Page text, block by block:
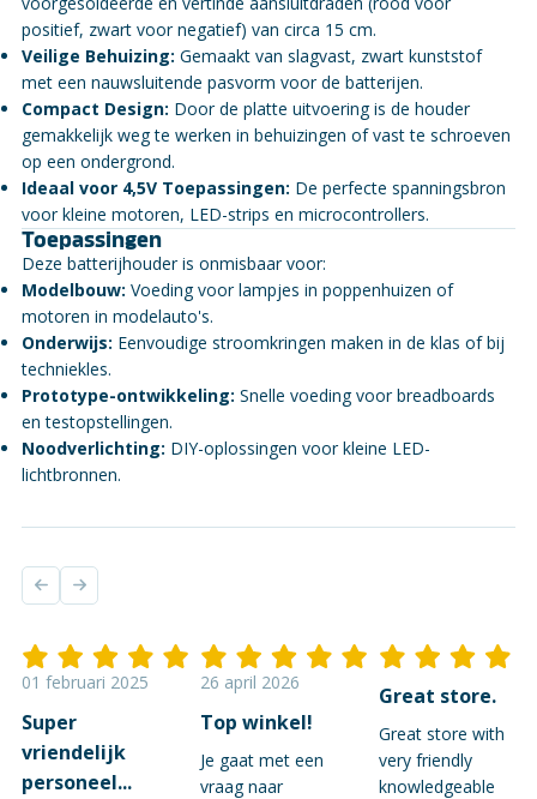
positief, zwart voor negatief) van circa 15 cm.
Veilige Behuizing: Gemaakt van slagvast, zwart kunststof
met een nauwsluitende pasvorm voor de batterijen.
Compact Design: Door de platte uitvoering is de houder
gemakkelijk weg te werken in behuizingen of vast te schroeven
op een ondergrond.
Ideaal voor 4,5V Toepassingen: De perfecte spanningsbron
voor kleine motoren, LED-strips en microcontrollers.
Toepassingen
Deze batterijhouder is onmisbaar voor:
Modelbouw: Voeding voor lampjes in poppenhuizen of
motoren in modelauto's.
Onderwijs: Eenvoudige stroomkringen maken in de klas of bij
techniekles.
Prototype-ontwikkeling: Snelle voeding voor breadboards
en testopstellingen.
Noodverlichting: DIY-oplossingen voor kleine LED-
lichtbronnen.
01 februari 2025
Super
vriendelijk
personeel...
26 april 2026
Top winkel!
Je gaat met een
vraag naar
Great store.
Great store with
very friendly
knowledgeable